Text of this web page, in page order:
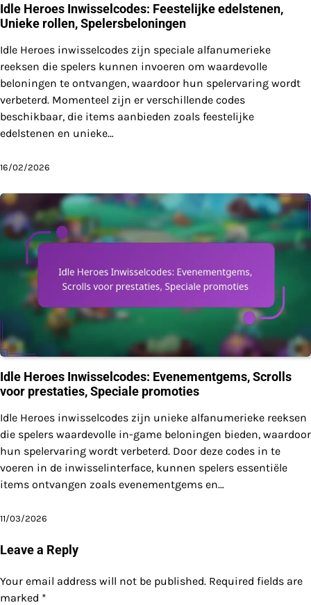
Idle Heroes Inwisselcodes: Feestelijke edelstenen,
Unieke rollen, Spelersbeloningen
Idle Heroes inwisselcodes zijn speciale alfanumerieke
reeksen die spelers kunnen invoeren om waardevolle
beloningen te ontvangen, waardoor hun spelervaring wordt
verbeterd. Momenteel zijn er verschillende codes
beschikbaar, die items aanbieden zoals feestelijke
edelstenen en unieke…
16/02/2026
Idle Heroes Inwisselcodes: Evenementgems, Scrolls
voor prestaties, Speciale promoties
Idle Heroes inwisselcodes zijn unieke alfanumerieke reeksen
die spelers waardevolle in-game beloningen bieden, waardoor
hun spelervaring wordt verbeterd. Door deze codes in te
voeren in de inwisselinterface, kunnen spelers essentiële
items ontvangen zoals evenementgems en…
11/03/2026
Leave a Reply
Your email address will not be published. Required fields are
marked *